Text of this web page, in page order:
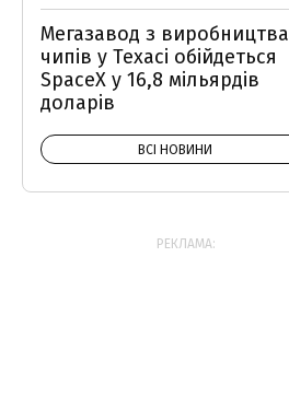
Мегазавод з виробництва
чипів у Техасі обійдеться
SpaceX у 16,8 мільярдів
доларів
ВСІ НОВИНИ
РЕКЛАМА: